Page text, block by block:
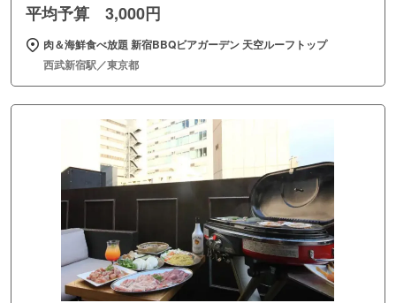
平均予算 3,000円
肉＆海鮮食べ放題 新宿BBQビアガーデン 天空ルーフトップ
西武新宿駅／東京都